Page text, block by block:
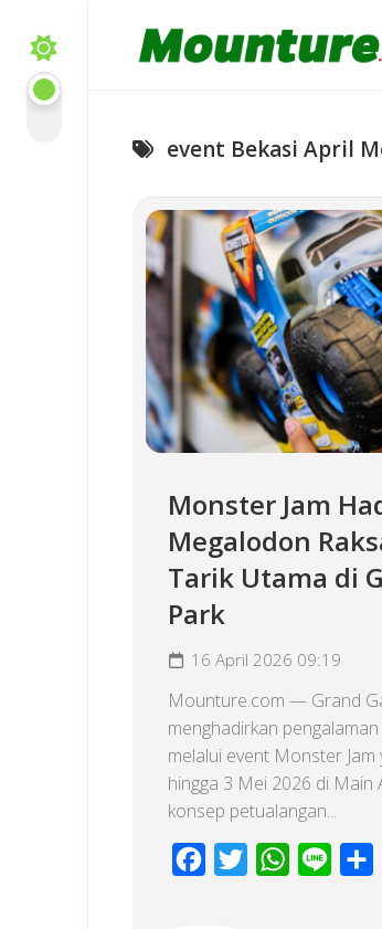
content
event Bekasi April
Monster Jam
Megalodon
Tarik Utama di
Park
16 April 2026 09:19
Mounture.com — Grand
menghadirkan
melalui event Monster
hingga 3 Mei 2026 di Main
konsep petualangan...
Facebook
Twitter WhatsApp
Line